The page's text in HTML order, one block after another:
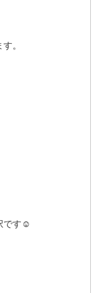
。
です☺️